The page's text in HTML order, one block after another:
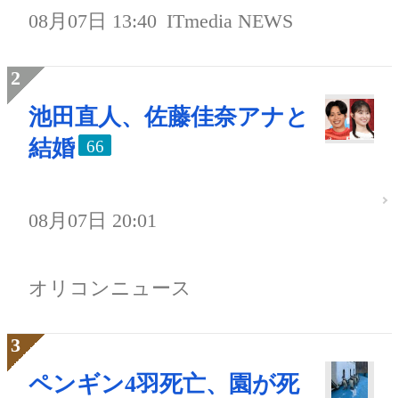
08月07日 13:40 ITmedia NEWS
池田直人、佐藤佳奈アナと
結婚
66
08月07日 20:01
オリコンニュース
ペンギン4羽死亡、園が死